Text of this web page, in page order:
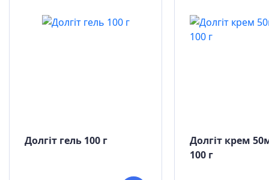
Долгіт гель 100 г
Долгіт крем
100 г